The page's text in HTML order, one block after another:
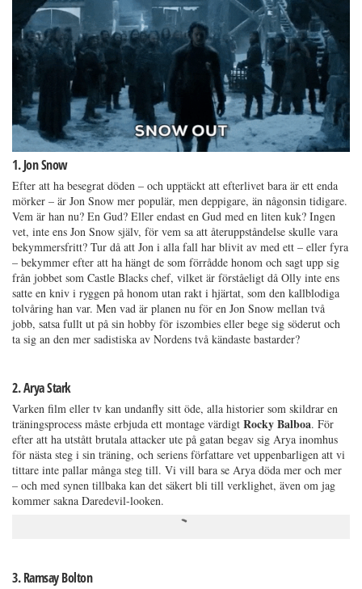
1. Jon Snow
Efter att ha besegrat döden – och upptäckt att efterlivet bara är ett enda
mörker – är Jon Snow mer populär, men deppigare, än någonsin tidigare.
Vem är han nu? En Gud? Eller endast en Gud med en liten kuk? Ingen
vet, inte ens Jon Snow själv, för vem sa att återuppståndelse skulle vara
bekymmersfritt? Tur då att Jon i alla fall har blivit av med ett – eller fyra
– bekymmer efter att ha hängt de som förrådde honom och sagt upp sig
från jobbet som Castle Blacks chef, vilket är förståeligt då Olly inte ens
satte en kniv i ryggen på honom utan rakt i hjärtat, som den kallblodiga
tolvåring han var. Men vad är planen nu för en Jon Snow mellan två
jobb, satsa fullt ut på sin hobby för iszombies eller bege sig söderut och
ta sig an den mer sadistiska av Nordens två kändaste bastarder?
2. Arya Stark
Varken film eller tv kan undanfly sitt öde, alla historier som skildrar en
träningsprocess måste erbjuda ett montage värdigt Rocky Balboa. För
efter att ha utstått brutala attacker ute på gatan begav sig Arya inomhus
för nästa steg i sin träning, och seriens författare vet uppenbarligen att vi
tittare inte pallar många steg till. Vi vill bara se Arya döda mer och mer
– och med synen tillbaka kan det säkert bli till verklighet, även om jag
kommer sakna Daredevil-looken.
3. Ramsay Bolton